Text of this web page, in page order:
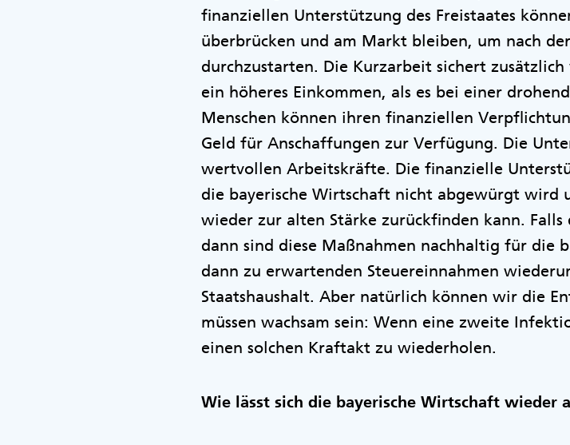
finanziellen Unterstützung des Freistaates
überbrücken und am Markt bleiben, um nach
durchzustarten. Die Kurzarbeit sichert
ein höheres Einkommen, als es bei einer
Menschen können ihren finanziellen
Geld für Anschaffungen zur Verfügung. Die
wertvollen Arbeitskräfte. Die finanzielle
die bayerische Wirtschaft nicht abgewürgt wird
wieder zur alten Stärke zurückfinden kann.
dann sind diese Maßnahmen nachhaltig für die
dann zu erwartenden Steuereinnahmen
Staatshaushalt. Aber natürlich können wir die
müssen wachsam sein: Wenn eine zweite
einen solchen Kraftakt zu wiederholen.
Wie lässt sich die bayerische Wirtschaft wieder